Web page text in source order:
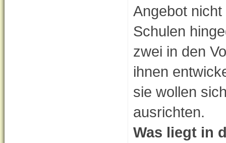
Angebot
Schulen
zwei in den
ihnen
sie wollen
ausrichten.
Was liegt in